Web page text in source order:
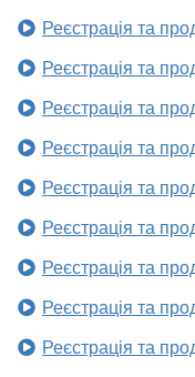
Реєстрація та
Реєстрація та
Реєстрація та
Реєстрація та
Реєстрація та
Реєстрація та
Реєстрація та
Реєстрація та
Реєстрація та